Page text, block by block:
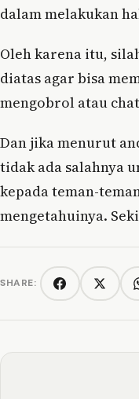
dalam melakukan
Oleh karena itu,
diatas agar bisa
mengobrol atau
Dan jika menurut
tidak ada salahnya
kepada teman-
mengetahuinya.
SHARE: Facebook